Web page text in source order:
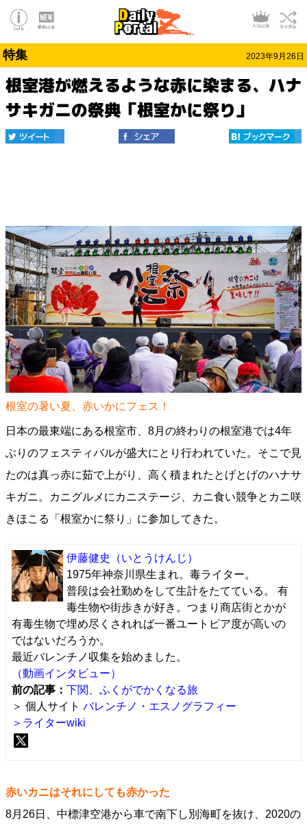
特集 2023年9月26日
根室港が燃えるような赤に染まる、ハナ
サキガニの祭典「根室かに祭り」
根室の暑い夏、赤いかにフェス！
日本の最東端にある根室市、8月の終わりの根室港では4年
ぶりのフェスティバルが盛大にとり行われていた。そこで見
たのは真っ赤に茹で上がり、高く積まれたとげとげのハナサ
キガニ。カニグルメにカニステージ、カニ食い競争とカニ咲
きほこる「根室かに祭り」に参加してきた。
伊藤健史
（いとうけんじ）
1975年神奈川県生まれ。毒ライター。
普段は会社勤めをして生計をたてている。 有
毒生物や街歩きが好き。つまり商店街とかが
有毒生物で埋め尽くされれば一番ユートピア度が高いの
ではないだろうか。
最近バレンチノ収集を始めました。
（動画インタビュー）
前の記事： 下関、ふくがでかくなる旅
＞ 個人サイト バレンチノ・エスノグラフィー
＞ライターwiki
赤いカニはそれにしても赤かった
8月26日、中標津空港から車で南下し別海町を抜け、2020の